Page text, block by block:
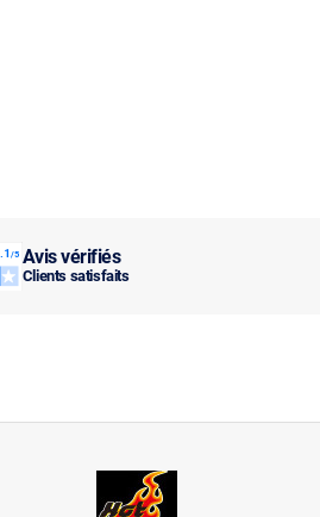
Avis vérifiés
Clients satisfaits